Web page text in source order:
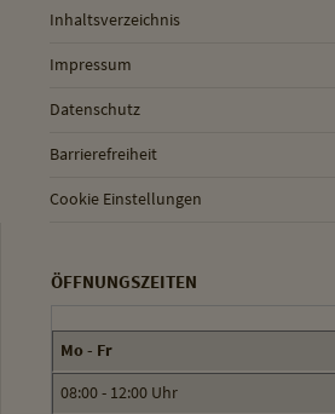
Inhaltsverzeichnis
Impressum
Datenschutz
Barrierefreiheit
Cookie Einstellungen
ÖFFNUNGSZEITEN
Mo - Fr
08:00 - 12:00 Uhr